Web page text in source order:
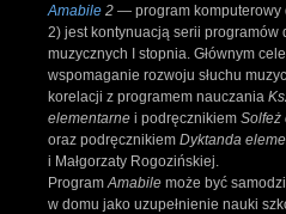
Amabile 2 — program komputerowy
2) jest kontynuacją serii programów
muzycznych I stopnia. Głównym
wspomaganie rozwoju słuchu
korelacji z programem nauczania
elementarne i podręcznikiem Solfeż
oraz podręcznikiem Dyktanda
i Małgorzaty Rogozińskiej.
ProgramAmabile może być
w domu jako uzupełnienie nauki